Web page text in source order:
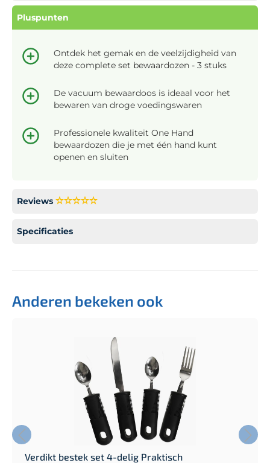
Pluspunten
Ontdek het gemak en de veelzijdigheid van
deze complete set bewaardozen - 3 stuks
De vacuum bewaardoos is ideaal voor het
bewaren van droge voedingswaren
Professionele kwaliteit One Hand
bewaardozen die je met één hand kunt
openen en sluiten
Reviews
Specificaties
Anderen bekeken ook
Verdikt bestek set 4-delig Praktisch